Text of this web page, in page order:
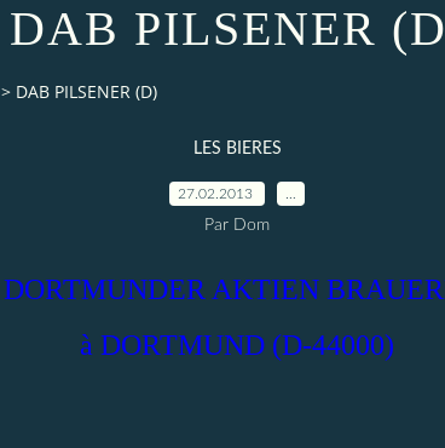
DAB PILSENER
> DAB PILSENER (D)
LES BIERES
27.02.2013
Par Dom
DORTMUNDER AKTIEN
à DORTMUND (D-44000)